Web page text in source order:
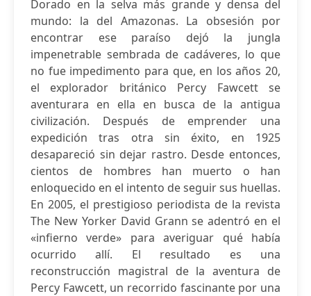
Dorado en la selva más grande y densa del
mundo: la del Amazonas. La obsesión por
encontrar ese paraíso dejó la jungla
impenetrable sembrada de cadáveres, lo que
no fue impedimento para que, en los años 20,
el explorador británico Percy Fawcett se
aventurara en ella en busca de la antigua
civilización. Después de emprender una
expedición tras otra sin éxito, en 1925
desapareció sin dejar rastro. Desde entonces,
cientos de hombres han muerto o han
enloquecido en el intento de seguir sus huellas.
En 2005, el prestigioso periodista de la revista
The New Yorker David Grann se adentró en el
«infierno verde» para averiguar qué había
ocurrido allí. El resultado es una
reconstrucción magistral de la aventura de
Percy Fawcett, un recorrido fascinante por una